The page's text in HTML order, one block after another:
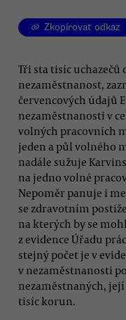
Zkopírovat odkaz
Tři sta tisíc
nezaměstnanost,
červencových údajů
nezaměstnanosti v
volných pracovních
jeden a půl volného
nadále sužuje
na jedno volné
Nepoměr panuje i
se zdravotním
na kterých by se
z evidence Úřadu
stejný počet je v
v nezaměstnanosti
nezaměstnaných,
tisíc korun.